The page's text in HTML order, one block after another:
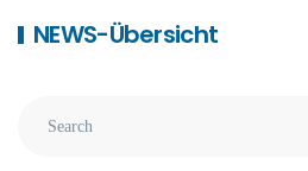
NEWS-Übersicht